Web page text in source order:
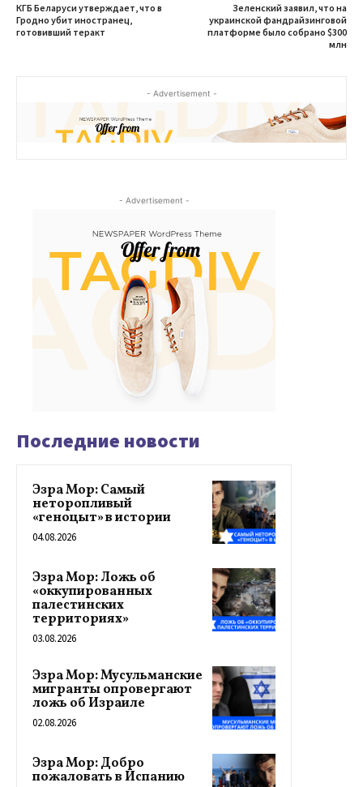
КГБ Беларуси утверждает, что в
Гродно убит иностранец,
готовивший теракт
Зеленский заявил, что на
украинской фандрайзинговой
платформе было собрано $300
млн
- Advertisement -
- Advertisement -
Последние новости
Эзра Мор: Самый
неторопливый
«геноцыт» в истории
04.08.2026
Эзра Мор: Ложь об
«оккупированных
палестинских
территориях»
03.08.2026
Эзра Мор: Мусульманские
мигранты опровергают
ложь об Израиле
02.08.2026
Эзра Мор: Добро
пожаловать в Испанию